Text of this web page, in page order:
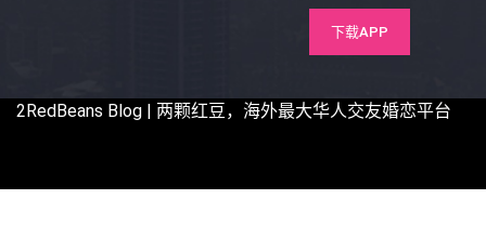
下载APP
2RedBeans Blog | 两颗红豆，海外最大华人交友婚恋平台